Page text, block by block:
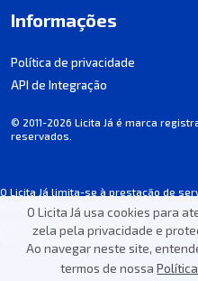
O Licita Já usa cookies para
zela pela privacidade e
Ao navegar neste site,
termos de nossa
O Licita Já limita-se à prestação de
de licitações, não participando dos
Algumas informações podem
sempre o edital de cada licitação.
Informações
Política de privacidade
API de Integração
© 2011-2026 Licita Já é marca
reservados.